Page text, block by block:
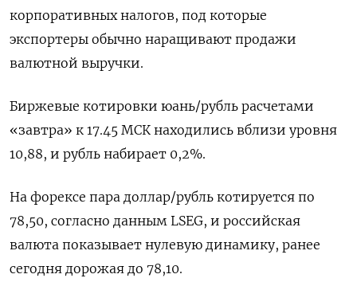
корпоративных налогов, под которые
экспортеры обычно наращивают продажи
валютной выручки.
Биржевые котировки юань/рубль расчетами
«завтра» к 17.45 МСК находились вблизи уровня
10,88, и рубль набирает 0,2%.
На форексе пара доллар/рубль котируется по
78,50, согласно данным LSEG, и российская
валюта показывает нулевую динамику, ранее
сегодня дорожая до 78,10.